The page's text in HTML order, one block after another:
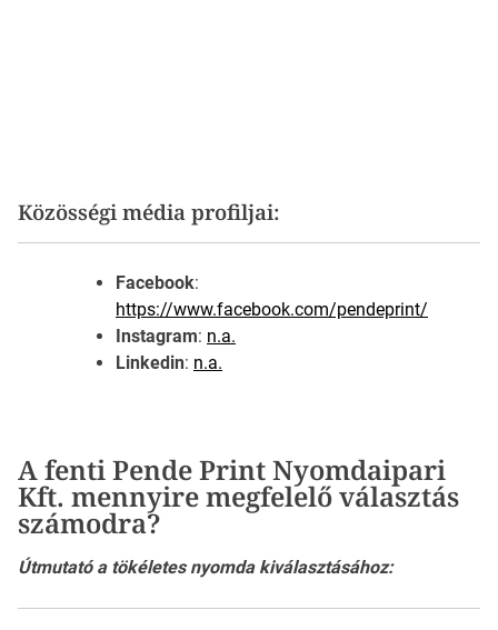
Közösségi média profiljai:
Facebook:
https://www.facebook.com/pendeprint/
Instagram: n.a.
Linkedin: n.a.
A fenti Pende Print Nyomdaipari
Kft. mennyire megfelelő választás
számodra?
Útmutató a tökéletes nyomda kiválasztásához: